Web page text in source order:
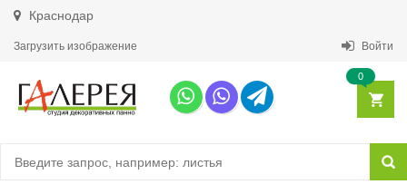
Краснодар
Загрузить изображение Войти
0